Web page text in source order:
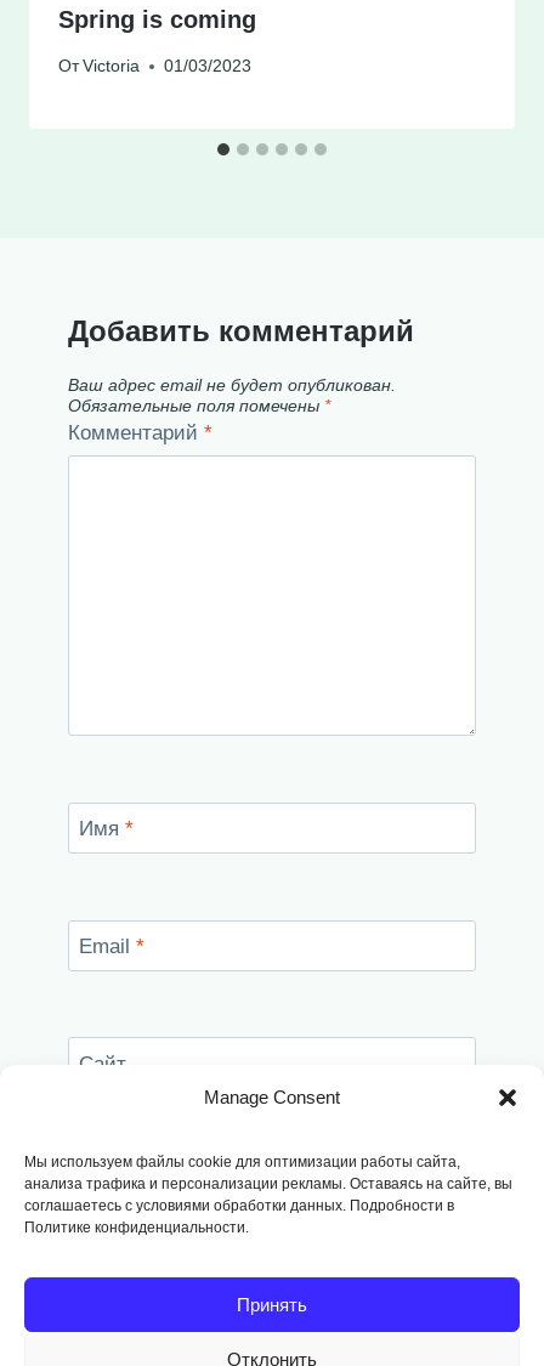
Manage Consent
Мы используем файлы cookie для оптимизации работы сайта,
анализа трафика и персонализации рекламы. Оставаясь на сайте, вы
соглашаетесь с условиями обработки данных. Подробности в
Политике конфиденциальности.
Принять
Отклонить
Spring is coming
От Victoria 01/03/2023
Добавить комментарий
Ваш адрес email не будет опубликован.
Обязательные поля помечены *
Комментарий *
Имя *
Email *
Сайт
этом браузере для последующих моих
комментариев.